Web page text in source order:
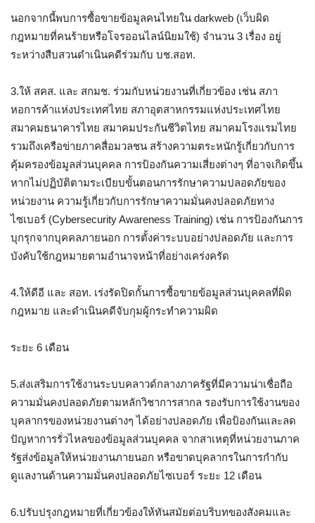
นอกจากนี้พบการซื้อขายข้อมูลคนไทยใน darkweb (เว็บผิด
กฎหมายที่คนร้ายหรือโจรออนไลน์นิยมใช้) จำนวน 3 เรื่อง อยู่
ระหว่างสืบสวนดำเนินคดีร่วมกับ บช.สอท.
3.ให้ สคส. และ สกมช. ร่วมกับหน่วยงานที่เกี่ยวข้อง เช่น สภา
หอการค้าแห่งประเทศไทย สภาอุตสาหกรรมแห่งประเทศไทย
สมาคมธนาคารไทย สมาคมประกันชีวิตไทย สมาคมโรงแรมไทย
รวมถึงเครือข่ายภาคสื่อมวลชน สร้างความตระหนักรู้เกี่ยวกับการ
คุ้มครองข้อมูลส่วนบุคคล การป้องกันความเสี่ยงต่างๆ ที่อาจเกิดขึ้น
หากไม่ปฏิบัติตามระเบียบขั้นตอนการรักษาความปลอดภัยของ
หน่วยงาน ความรู้เกี่ยวกับการรักษาความมั่นคงปลอดภัยทาง
ไซเบอร์ (Cybersecurity Awareness Training) เช่น การป้องกันการ
บุกรุกจากบุคคลภายนอก การตั้งค่าระบบอย่างปลอดภัย และการ
บังคับใช้กฎหมายตามอำนาจหน้าที่อย่างเคร่งครัด
4.ให้ดีอี และ สอท. เร่งรัดปิดกั้นการซื้อขายข้อมูลส่วนบุคคลที่ผิด
กฎหมาย และดำเนินคดีจับกุมผู้กระทำความผิด
ระยะ 6 เดือน
5.ส่งเสริมการใช้งานระบบคลาวด์กลางภาครัฐที่มีความน่าเชื่อถือ
ความมั่นคงปลอดภัยตามหลักวิชาการสากล รองรับการใช้งานของ
บุคลากรของหน่วยงานต่างๆ ได้อย่างปลอดภัย เพื่อป้องกันและลด
ปัญหาการรั่วไหลของข้อมูลส่วนบุคคล จากสาเหตุที่หน่วยงานภาค
รัฐส่งข้อมูลให้หน่วยงานภายนอก หรือขาดบุคลากรในการกำกับ
ดูแลงานด้านความมั่นคงปลอดภัยไซเบอร์ ระยะ 12 เดือน
6.ปรับปรุงกฎหมายที่เกี่ยวข้องให้ทันสมัยต่อบริบทของสังคมและ